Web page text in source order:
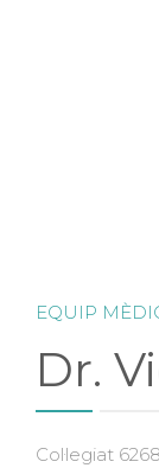
FAQS
EQUIP
Dr.
Col·legiat 6268